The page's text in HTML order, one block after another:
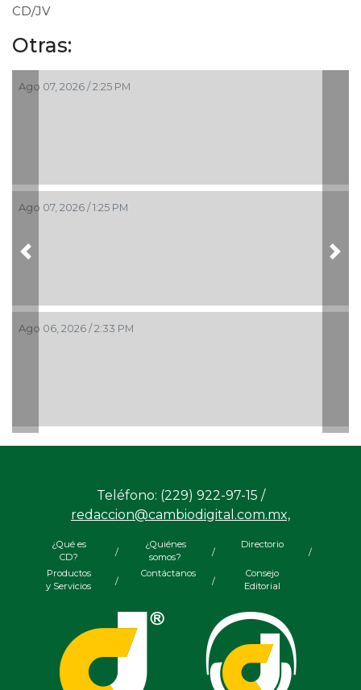
CD/JV
Otras:
Ago 07, 2026 / 2:25 PM
Ago 07, 2026 / 1:25 PM
Ago 06, 2026 / 2:33 PM
Previous
Teléfono: (229) 922-97-15 /
redaccion@cambiodigital.com.mx,
¿Qué es
CD?
/
¿Quiénes
somos?
/
Directorio
/
Productos
y Servicios
/
Contáctanos
/
Consejo
Editorial